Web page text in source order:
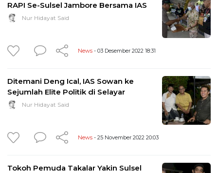
RAPI Se-Sulsel Jambore Bersama IAS
Nur Hidayat Said
News - 03 Desember 2022 18:31
Ditemani Deng Ical, IAS Sowan ke
Sejumlah Elite Politik di Selayar
Nur Hidayat Said
News - 25 November 2022 20:03
Tokoh Pemuda Takalar Yakin Sulsel